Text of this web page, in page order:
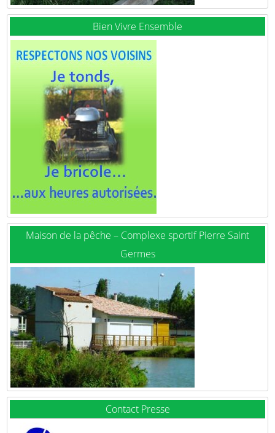
Bien Vivre Ensemble
Maison de la pêche – Complexe sportif Pierre Saint
Germes
Contact Presse